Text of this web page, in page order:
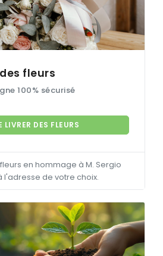
fleurs
100% sécurisé
LIVRER DES FLEURS
en hommage à M. Sergio
l'adresse de votre choix.